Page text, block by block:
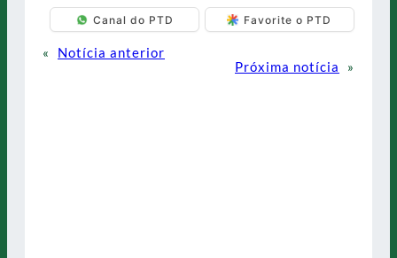
Canal do PTD Favorite o PTD
«
Notícia anterior
Próxima notícia
»